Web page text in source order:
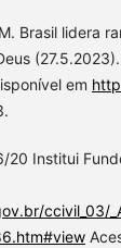
Brasil lidera
em
20 Institui
ccivil_03/